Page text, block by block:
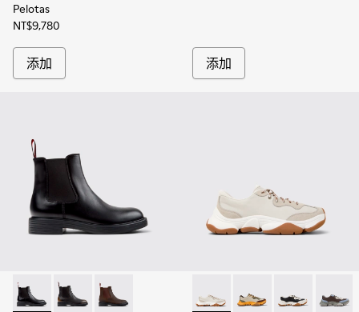
Pelotas
NT$9,780
添加 添加
Dean - K300492-001 - 男士黑色皮質踝靴
Dean - K300492-005
Dean - K300492-004Karst 2 - K101068-002 - 男
Karst 2 - K101068-012
Karst 2 -Karst